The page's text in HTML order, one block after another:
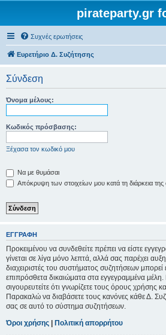
pirateparty.gr
Συχνές ερωτήσεις
Ευρετήριο Δ. Συζήτησης
Σύνδεση
Όνομα μέλους:
Κωδικός πρόσβασης:
Ξέχασα τον κωδικό μου
Να με θυμάσαι
Απόκρυψη των στοιχείων μου κατά τη διάρκεια
ΕΓΓΡΑΦΉ
Προκειμένου να συνδεθείτε πρέπει να είστε
γίνεται σε λίγα μόνο λεπτά, αλλά σας παρέχει
διαχειριστές του συστήματος συζητήσεων
επιπρόσθετα δικαιώματα στα εγγεγραμμένα μέλη.
σιγουρευτείτε ότι γνωρίζετε τους όρους χρήσης και
Παρακαλώ να διαβάσετε τους κανόνες κάθε Δ.
σας σε αυτό το σύστημα συζητήσεων.
Όροι χρήσης | Πολιτική απορρήτου